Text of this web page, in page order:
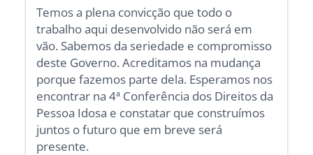
Temos a plena convicção que todo o
trabalho aqui desenvolvido não será em
vão. Sabemos da seriedade e compromisso
deste Governo. Acreditamos na mudança
porque fazemos parte dela. Esperamos nos
encontrar na 4ª Conferência dos Direitos da
Pessoa Idosa e constatar que construímos
juntos o futuro que em breve será
presente.